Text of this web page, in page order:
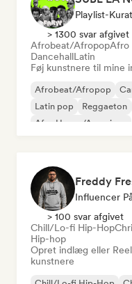
Playlist-
> 1300 svar afgivet
Afrobeat/AfropopAfro
DancehallLatin
Føj kunstnere til mine
Afrobeat/Afropop
Latin pop
Reggaeton
Afro House/Amapiano
Freddy
Influencer
> 100 svar afgivet
Chill/Lo-fi Hip-Hop
Hip-hop
Opret indlæg eller
kunstnere